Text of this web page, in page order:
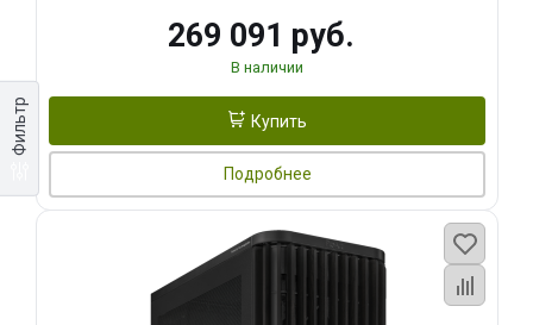
Фильтр
269 091 руб.
В наличии
Купить
Подробнее